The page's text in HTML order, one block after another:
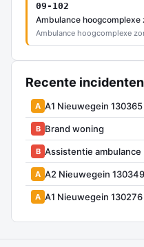
09-102
Ambulance hoogcomplexe
Ambulance hoogcomplexe
Recente
A A1 Nieuwegein 130365
B Brand woning
B Assistentie ambulance
A A2 Nieuwegein 130349
A A1 Nieuwegein 130276